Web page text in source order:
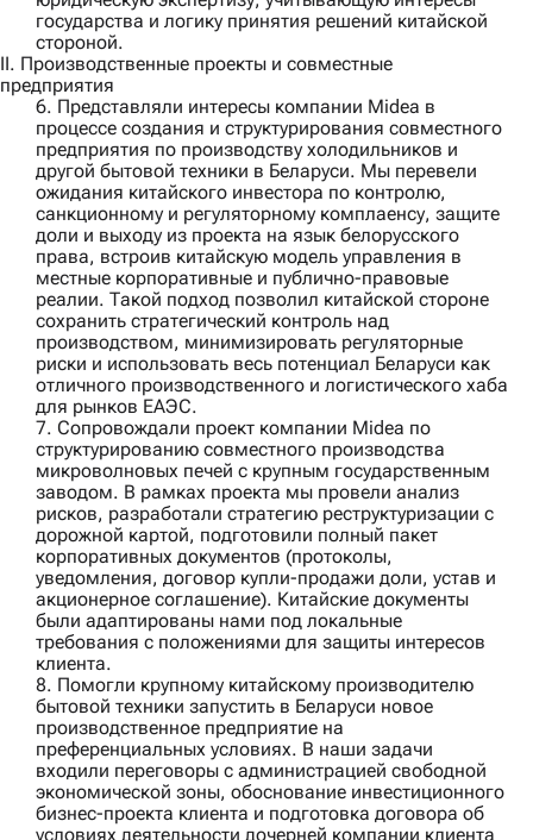
государства и логику принятия решений китайской
стороной.
II. Производственные проекты и совместные
предприятия
6. Представляли интересы компании Midea в
процессе создания и структурирования совместного
предприятия по производству холодильников и
другой бытовой техники в Беларуси. Мы перевели
ожидания китайского инвестора по контролю,
санкционному и регуляторному комплаенсу, защите
доли и выходу из проекта на язык белорусского
права, встроив китайскую модель управления в
местные корпоративные и публично-правовые
реалии. Такой подход позволил китайской стороне
сохранить стратегический контроль над
производством, минимизировать регуляторные
риски и использовать весь потенциал Беларуси как
отличного производственного и логистического хаба
для рынков ЕАЭС.
7. Сопровождали проект компании Midea по
структурированию совместного производства
микроволновых печей с крупным государственным
заводом. В рамках проекта мы провели анализ
рисков, разработали стратегию реструктуризации с
дорожной картой, подготовили полный пакет
корпоративных документов (протоколы,
уведомления, договор купли-продажи доли, устав и
акционерное соглашение). Китайские документы
были адаптированы нами под локальные
требования с положениями для защиты интересов
клиента.
8. Помогли крупному китайскому производителю
бытовой техники запустить в Беларуси новое
производственное предприятие на
преференциальных условиях. В наши задачи
входили переговоры с администрацией свободной
экономической зоны, обоснование инвестиционного
бизнес-проекта клиента и подготовка договора об
условиях деятельности дочерней компании клиента